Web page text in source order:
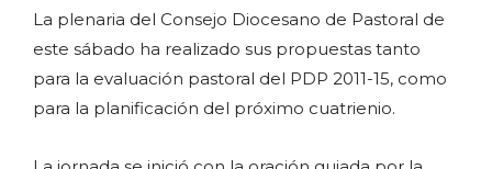
La plenaria del Consejo Diocesano de Pastoral de
este sábado ha realizado sus propuestas tanto
para la evaluación pastoral del PDP 2011-15, como
para la planificación del próximo cuatrienio.